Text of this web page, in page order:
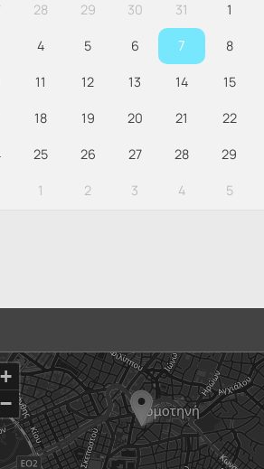
28 29 30 31 1
4 5 6 7 8
11 12 13 14 15
18 19 20 21 22
25 26 27 28 29
1 2 3 4 5
+
−